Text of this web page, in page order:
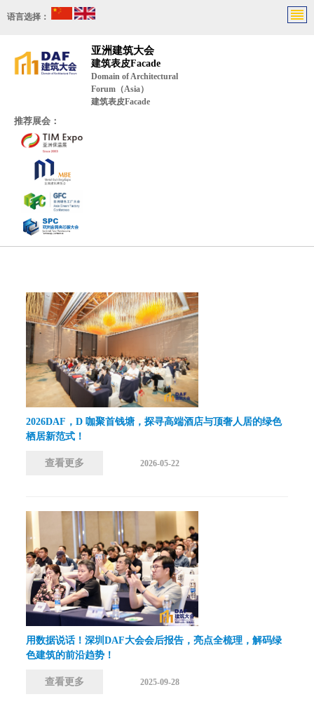
语言选择：
亚洲建筑大会
建筑表皮Facade
Domain of Architectural
Forum（Asia）
建筑表皮Facade
推荐展会：
2026DAF，D 咖聚首钱塘，探寻高端酒店与顶奢人居的绿色
栖居新范式！
查看更多 2026-05-22
用数据说话！深圳DAF大会会后报告，亮点全梳理，解码绿
色建筑的前沿趋势！
查看更多 2025-09-28